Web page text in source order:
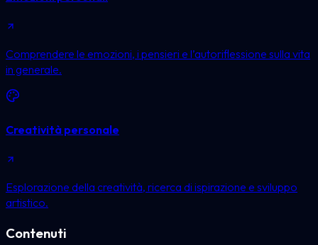
Comprendere le emozioni, i pensieri e l’autoriflessione sulla vita
in generale.
Creatività personale
Esplorazione della creatività, ricerca di ispirazione e sviluppo
artistico.
Contenuti